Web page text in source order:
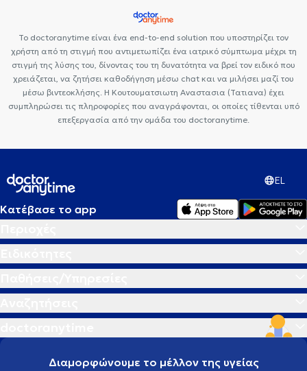
Το doctoranytime είναι ένα end-to-end solution που υποστηρίζει τον
χρήστη από τη στιγμή που αντιμετωπίζει ένα ιατρικό σύμπτωμα μέχρι τη
στιγμή της λύσης του, δίνοντας του τη δυνατότητα να βρεί τον ειδικό που
χρειάζεται, να ζητήσει καθοδήγηση μέσω chat και να μιλήσει μαζί του
μέσω βιντεοκλήσης. Η Κουτουματσιωτη Αναστασια (Τατιανα) έχει
συμπληρώσει τις πληροφορίες που αναγράφονται, οι οποίες τίθενται υπό
επεξεργασία από την ομάδα του doctoranytime.
EL
Κατέβασε το app
Διαμορφώνουμε το μέλλον της υγείας